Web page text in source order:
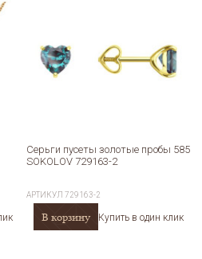
Серьги пусеты золотые пробы 585
SOKOLOV 729163-2
АРТИКУЛ729163-2
В корзину Купить в один клик